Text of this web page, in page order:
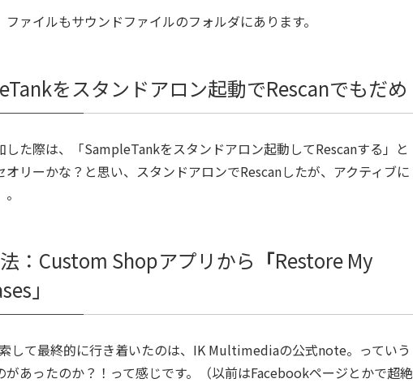
ファイルもサウンドファイルのフォルダにあります。
をスタンドアロン起動でRescanでもだめ
した際は、「SampleTankをスタンドアロン起動してRescanする」と
オリーかな？と思い、スタンドアロンでRescanしたが、アクティブに
：Custom Shopアプリから 「Restore My
」
して最終的に行き着いたのは、IK Multimediaの公式note。っていう
があったのか？！って感じです。（以前はFacebookページとかで超絶